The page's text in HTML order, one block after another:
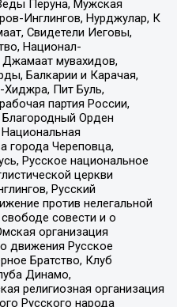
Перуна, Мужская
Инглингов, Нурджулар, К
Свидетели Иеговы,
Национал-
мувахидов,
Балкарии и Карачая,
Пит Буль,
партия России,
Орден
города Череповца,
Русское национальное
церкви
Русский
против нелегальной
совести и о
организация
движения Русское
Братство, Клуб
Динамо,
религиозная организация
Русского народа